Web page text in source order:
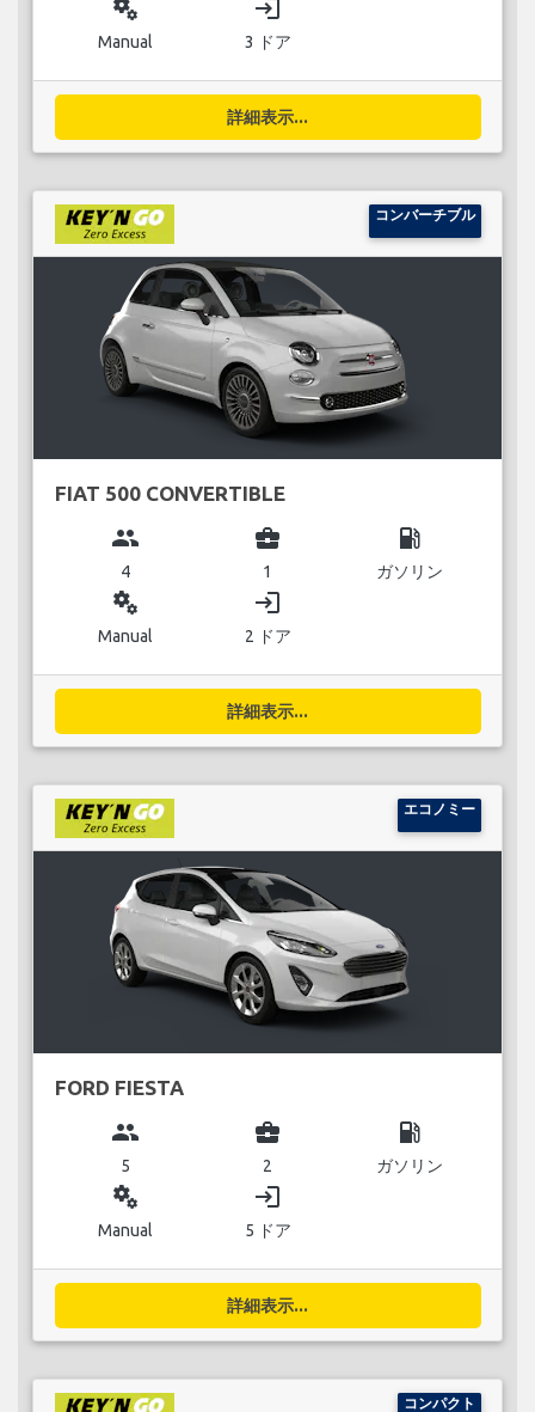
miscellaneous_services
Manual
login
3 ドア
詳細表示...
コンバーチブル
FIAT 500 CONVERTIBLE
group
4
business_center
1
local_gas_station
ガソリン
miscellaneous_services
Manual
login
2 ドア
詳細表示...
エコノミー
FORD FIESTA
group
5
business_center
2
local_gas_station
ガソリン
miscellaneous_services
Manual
login
5 ドア
詳細表示...
コンパクト